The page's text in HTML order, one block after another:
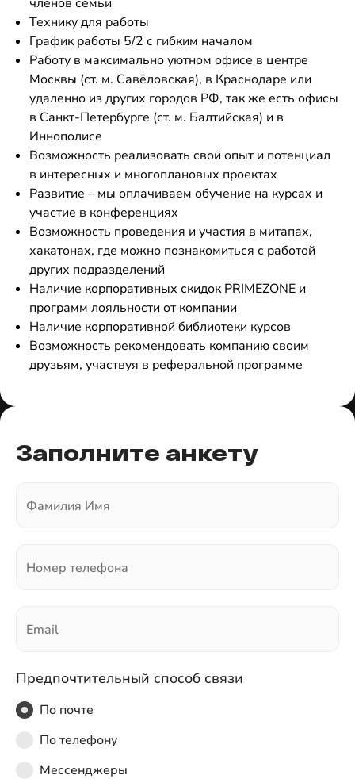
Технику для работы
График работы 5/2 с гибким началом
Работу в максимально уютном офисе в центре
Москвы (ст. м. Савёловская), в Краснодаре или
удаленно из других городов РФ, так же есть офисы
в Санкт-Петербурге (ст. м. Балтийская) и в
Иннополисе
Возможность реализовать свой опыт и потенциал
в интересных и многоплановых проектах
Развитие – мы оплачиваем обучение на курсах и
участие в конференциях
Возможность проведения и участия в митапах,
хакатонах, где можно познакомиться с работой
других подразделений
Наличие корпоративных скидок PRIMEZONE и
программ лояльности от компании
Наличие корпоративной библиотеки курсов
Возможность рекомендовать компанию своим
друзьям, участвуя в реферальной программе
Заполните анкету
Фамилия Имя
Номер телефона
Email
Предпочтительный способ связи
По почте
По телефону
Мессенджеры